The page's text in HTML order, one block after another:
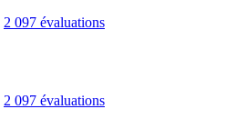
2 097 évaluations
2 097 évaluations